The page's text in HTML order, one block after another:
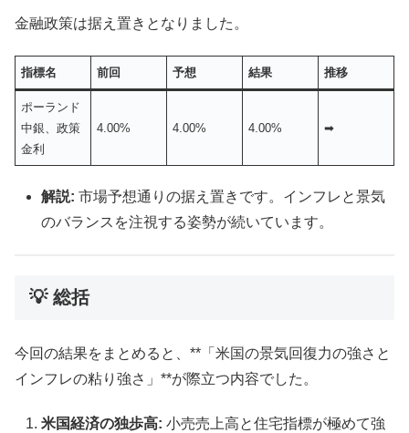
金融政策は据え置きとなりました。
指標名 前回 予想 結果 推移
ポーランド
中銀、政策
金利
4.00% 4.00% 4.00% ➡︎
解説: 市場予想通りの据え置きです。インフレと景気
のバランスを注視する姿勢が続いています。
💡 総括
今回の結果をまとめると、**「米国の景気回復力の強さと
インフレの粘り強さ」**が際立つ内容でした。
米国経済の独歩高: 小売売上高と住宅指標が極めて強